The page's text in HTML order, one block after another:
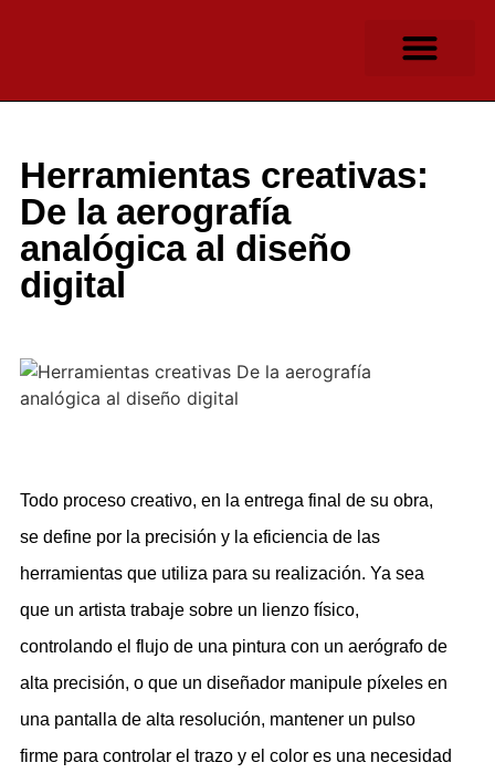
Herramientas creativas:
De la aerografía
analógica al diseño
digital
Todo proceso creativo, en la entrega final de su obra,
se define por la precisión y la eficiencia de las
herramientas que utiliza para su realización. Ya sea
que un artista trabaje sobre un lienzo físico,
controlando el flujo de una pintura con un aerógrafo de
alta precisión, o que un diseñador manipule píxeles en
una pantalla de alta resolución, mantener un pulso
firme para controlar el trazo y el color es una necesidad